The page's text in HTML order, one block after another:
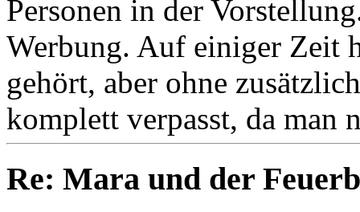
Personen in der
Werbung. Auf einiger Zeit
gehört, aber ohne
komplett verpasst, da man
Re: Mara und der